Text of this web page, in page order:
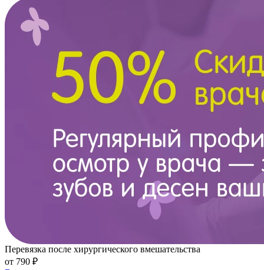
Перевязка после хирургического вмешательства
от 790 ₽